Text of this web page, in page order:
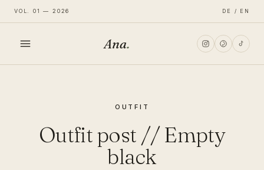
VOL. 01 — 2026 DE / EN
Ana.
OUTFIT
Outfit post // Empty
black